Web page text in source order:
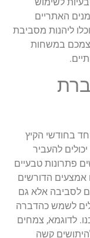
האתריים
ליהנות מסביבת
במשחות
בחודשי הקיץ
להעביר
פתרונות טבעיים
אמצעים הדורשים
לסביבה אלא גם
לשמש כהדברה
לדוגמא, צמחים
קשה